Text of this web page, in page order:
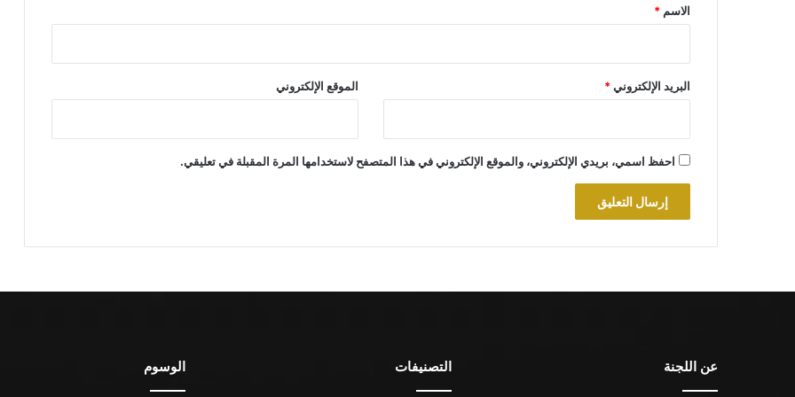
*
الاسم *
البريد الإلكتروني* الموقع الإلكتروني
احفظ اسمي، بريدي الإلكتروني، والموقع الإلكتروني في هذا المتصفح لاستخدامها المرة المقبلة في تعليقي.
عن اللجنة التصنيفات الوسوم